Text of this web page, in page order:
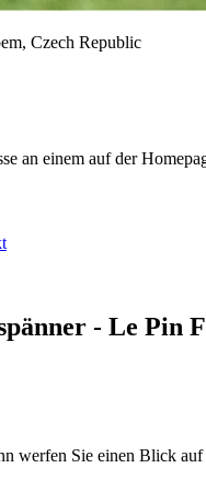
an einem auf der
- Le Pin
werfen Sie einen Blick